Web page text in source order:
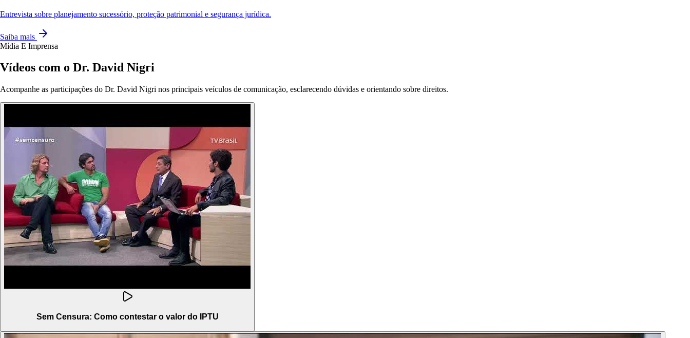
Entrevista sobre planejamento sucessório, proteção patrimonial e segurança jurídica.
Saiba mais
Mídia E Imprensa
Vídeos com o Dr. David Nigri
Acompanhe as participações do Dr. David Nigri nos principais veículos de comunicação, esclarecendo dúvidas e orientando sobre direitos.
Sem Censura: Como contestar o valor do IPTU